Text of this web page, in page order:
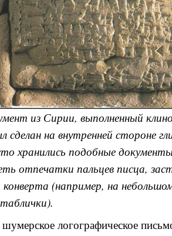
из Сирии, выполненный
сделан на внутренней стороне
хранились подобные
отпечатки пальцев писца,
конверта (например, на
логографическое